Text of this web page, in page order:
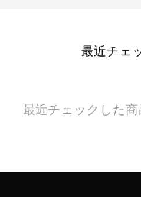
最近チェ
最近チェックした商